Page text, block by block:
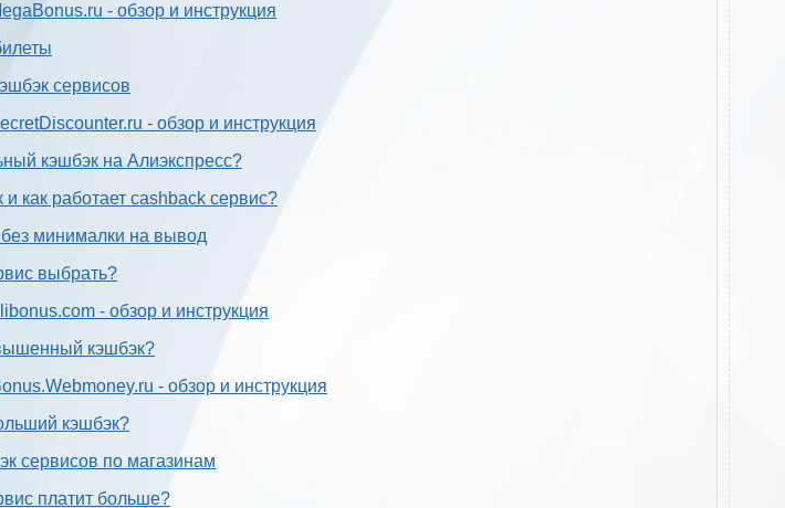
- обзор и инструкция
сервисов
- обзор и инструкция
кэшбэк на Алиэкспресс?
и как работает cashback сервис?
минималки на вывод
выбрать?
- обзор и инструкция
кэшбэк?
- обзор и инструкция
кэшбэк?
сервисов по магазинам
платит больше?